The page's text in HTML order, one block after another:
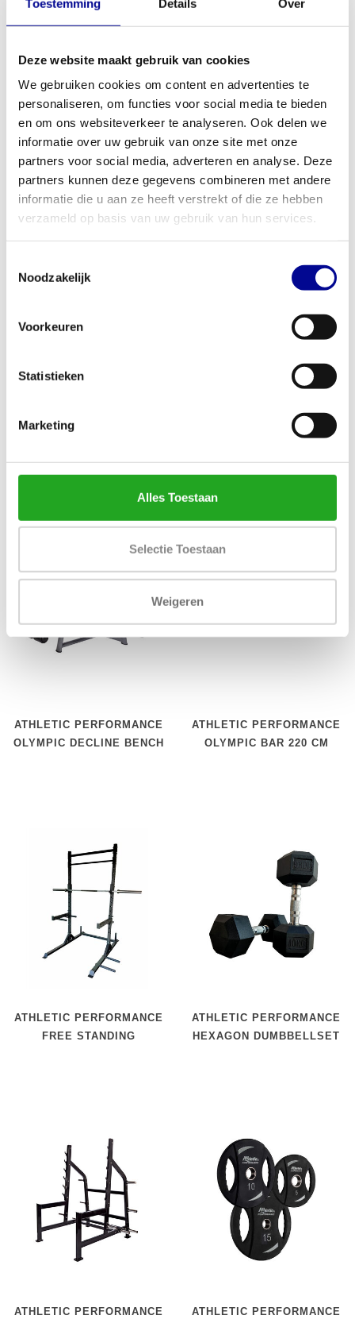
Toestemming Details Over
Deze website maakt gebruik van cookies
We gebruiken cookies om content en advertenties te
personaliseren, om functies voor social media te bieden
en om ons websiteverkeer te analyseren. Ook delen we
informatie over uw gebruik van onze site met onze
partners voor social media, adverteren en analyse. Deze
partners kunnen deze gegevens combineren met andere
informatie die u aan ze heeft verstrekt of die ze hebben
verzameld op basis van uw gebruik van hun services.
Noodzakelijk
Voorkeuren
Statistieken
Marketing
Alles Toestaan
Selectie Toestaan
Weigeren
ATHLETIC PERFORMANCE
AIR ROWER
ATHLETIC PERFORMANCE
OLYMPIC SHORT BAR
ATHLETIC PERFORMANCE
ATHLETIC PERFORMANCE
ATHLETIC PERFORMANCE
OLYMPIC DECLINE BENCH
ATHLETIC PERFORMANCE
OLYMPIC BAR 220 CM
ATHLETIC PERFORMANCE
FREE STANDING
ATHLETIC PERFORMANCE
HEXAGON DUMBBELLSET
ATHLETIC PERFORMANCE
ATHLETIC PERFORMANCE